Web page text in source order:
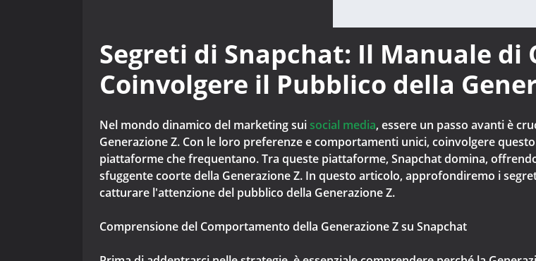
Segreti di Snapchat: Il Manuale di
Coinvolgere il Pubblico della
Nel mondo dinamico del marketing sui social media, essere un passo avanti è
Generazione Z. Con le loro preferenze e comportamenti unici, coinvolgere
piattaforme che frequentano. Tra queste piattaforme, Snapchat domina,
sfuggente coorte della Generazione Z. In questo articolo, approfondiremo i
catturare l'attenzione del pubblico della Generazione Z.
Comprensione del Comportamento della Generazione Z su Snapchat